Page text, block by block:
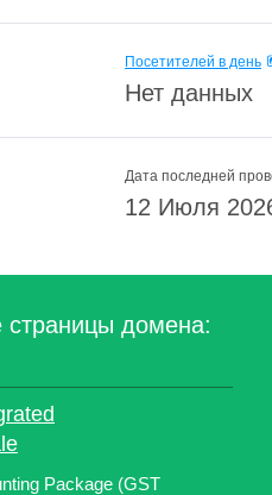
Посетителей в день
Нет данных
Дата последней
12 Июля
домена:
Package (GST